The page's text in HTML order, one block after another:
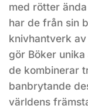
med rötter
har de från sin
knivhantverk
gör Böker
de kombinerar
banbrytande
världens